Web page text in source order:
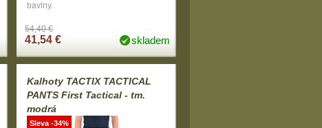
bavlny.
54,40 €
41,54 € skladem
Kalhoty TACTIX TACTICAL
PANTS First Tactical - tm.
modrá
Sleva -34%